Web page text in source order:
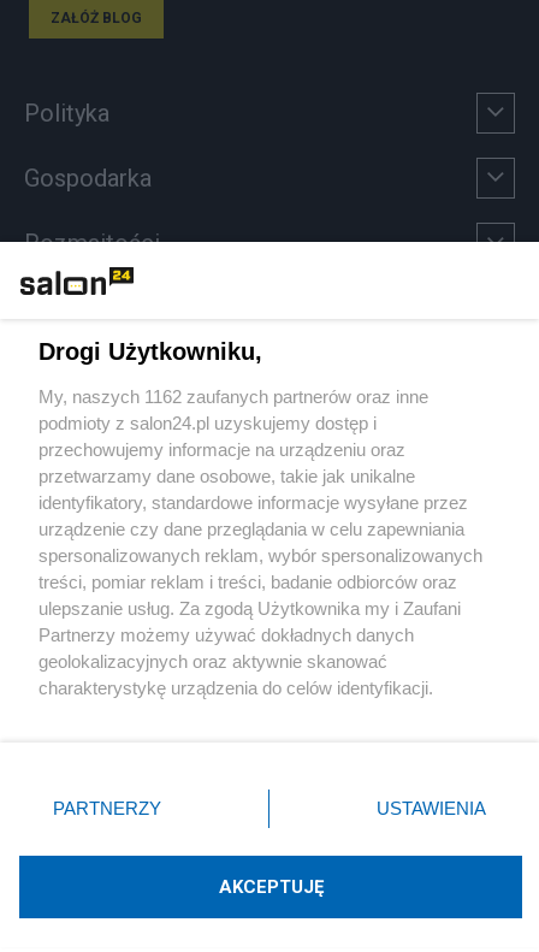
ZAŁÓŻ BLOG
Polityka
Gospodarka
Rozmaitości
Sport
Społeczeństwo
Kultura
X Facebook Instagram Youtube
Technologię dostarcza:W3media.pl
Drogi Użytkowniku,
My, naszych 1162 zaufanych partnerów oraz inne
podmioty z salon24.pl uzyskujemy dostęp i
przechowujemy informacje na urządzeniu oraz
przetwarzamy dane osobowe, takie jak unikalne
identyfikatory, standardowe informacje wysyłane przez
urządzenie czy dane przeglądania w celu zapewniania
spersonalizowanych reklam, wybór spersonalizowanych
treści, pomiar reklam i treści, badanie odbiorców oraz
ulepszanie usług. Za zgodą Użytkownika my i Zaufani
Partnerzy możemy używać dokładnych danych
geolokalizacyjnych oraz aktywnie skanować
charakterystykę urządzenia do celów identyfikacji.
zmienić/wycofać klikając przycisk ustawień prywatności
znajdujący się w lewym dolnym rogu strony
rodzaje przetwarzania danych nie wymagają zgody
użytkownika, ale masz prawo sprzeciwić się takiemu
PARTNERZY USTAWIENIA
AKCEPTUJĘ